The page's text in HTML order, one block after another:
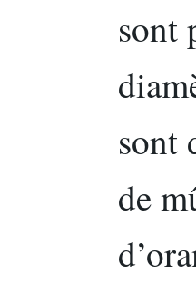
sont
sont
de